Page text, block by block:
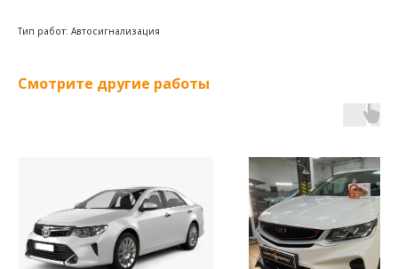
Тип работ: Автосигнализация
Смотрите другие работы